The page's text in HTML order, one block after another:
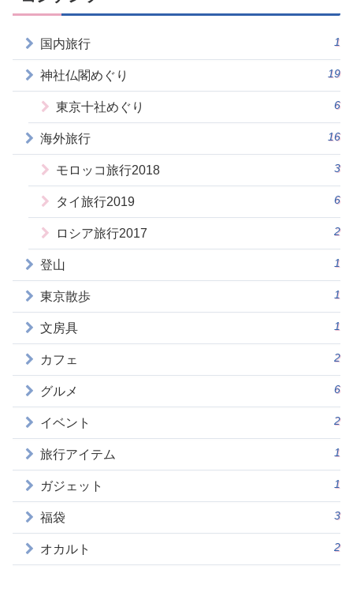
国内旅行 1
神社仏閣めぐり 19
東京十社めぐり 6
海外旅行 16
モロッコ旅行2018 3
タイ旅行2019 6
ロシア旅行2017 2
登山 1
東京散歩 1
文房具 1
カフェ 2
グルメ 6
イベント 2
旅行アイテム 1
ガジェット 1
福袋 3
オカルト 2